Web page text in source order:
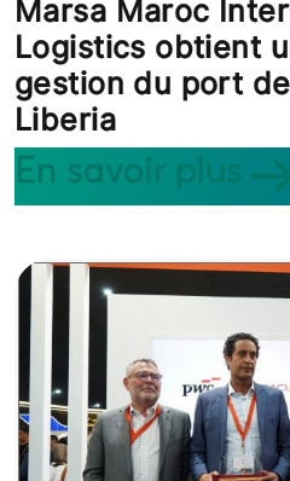
Marsa Maroc
Logistics obtient
gestion du port
Liberia
En savoir plus